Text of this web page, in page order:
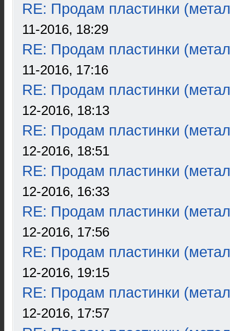
RE: Продам пластинки
11-2016, 18:29
RE: Продам пластинки
11-2016, 17:16
RE: Продам пластинки
12-2016, 18:13
RE: Продам пластинки
12-2016, 18:51
RE: Продам пластинки
12-2016, 16:33
RE: Продам пластинки
12-2016, 17:56
RE: Продам пластинки
12-2016, 19:15
RE: Продам пластинки
12-2016, 17:57